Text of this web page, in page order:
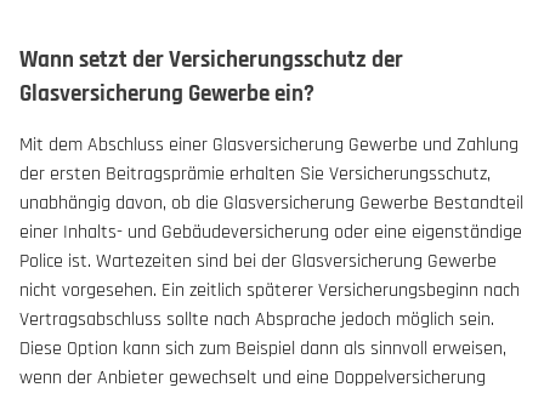
Wann setzt der Versicherungsschutz der
Glasversicherung Gewerbe ein?
Mit dem Abschluss einer Glasversicherung Gewerbe und Zahlung
der ersten Beitragsprämie erhalten Sie Versicherungsschutz,
unabhängig davon, ob die Glasversicherung Gewerbe Bestandteil
einer Inhalts- und Gebäudeversicherung oder eine eigenständige
Police ist. Wartezeiten sind bei der Glasversicherung Gewerbe
nicht vorgesehen. Ein zeitlich späterer Versicherungsbeginn nach
Vertragsabschluss sollte nach Absprache jedoch möglich sein.
Diese Option kann sich zum Beispiel dann als sinnvoll erweisen,
wenn der Anbieter gewechselt und eine Doppelversicherung